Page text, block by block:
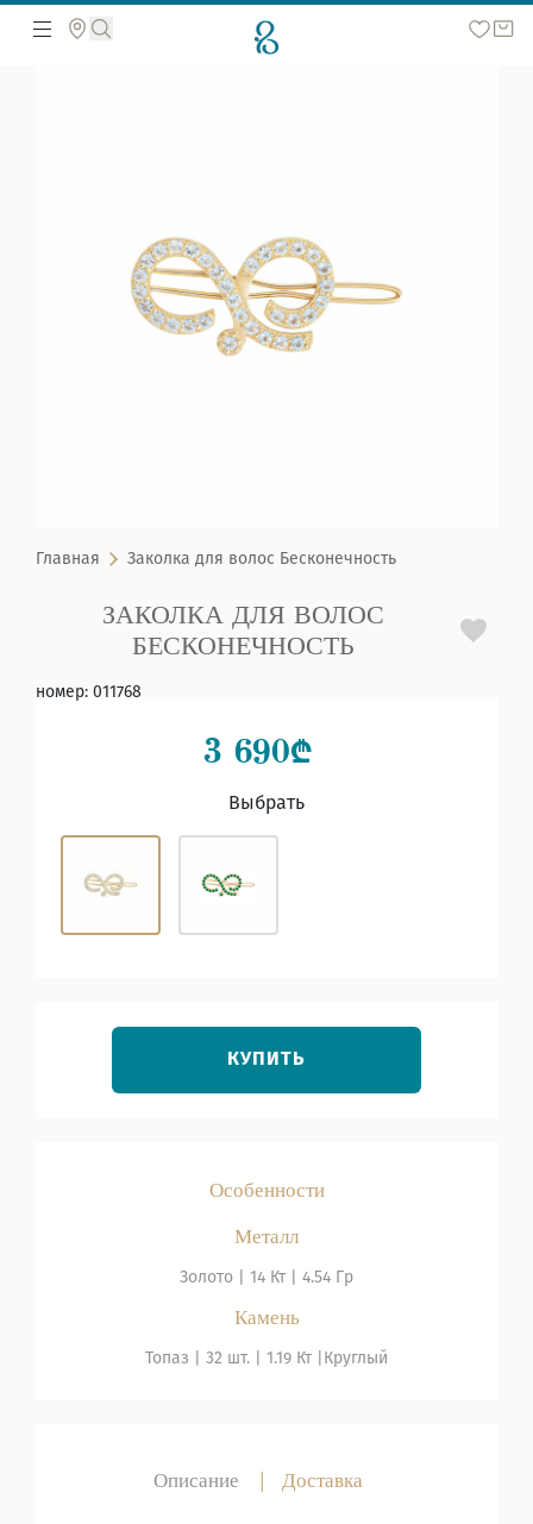
Главная Заколка для волос Бесконечность
ЗАКОЛКА ДЛЯ ВОЛОС
БЕСКОНЕЧНОСТЬ
номер: 011768
3 690₾
Выбрать
КУПИТЬ
Особенности
Металл
Золото 14 Кт | 4.54 Гр
Камень
Топаз | 32 шт. | 1.19 Кт | Круглый
Описание Доставка